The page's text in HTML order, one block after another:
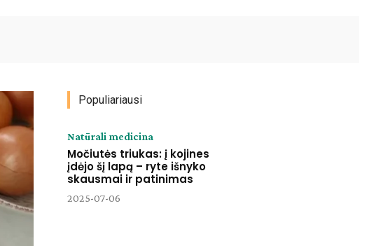
Populiariausi
Natūrali medicina
Močiutės triukas: į kojines
įdėjo šį lapą – ryte išnyko
skausmai ir patinimas
2025-07-06